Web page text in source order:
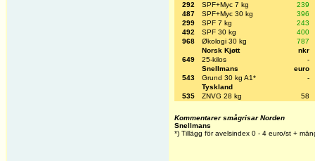
292
SPF+Myc 7 kg
239
487
SPF+Myc 30 kg
396
299
SPF 7 kg
243
492
SPF 30 kg
400
968
Økologi 30 kg
787
Norsk Kjøtt
nkr
649
25-kilos
-
Snellmans
euro
543
Grund 30 kg A1*
-
Tyskland
535
ZNVG 28 kg 58
Kommentarer smågrisar Norden
Snellmans
*) Tillägg för avelsindex 0 - 4 euro/st +